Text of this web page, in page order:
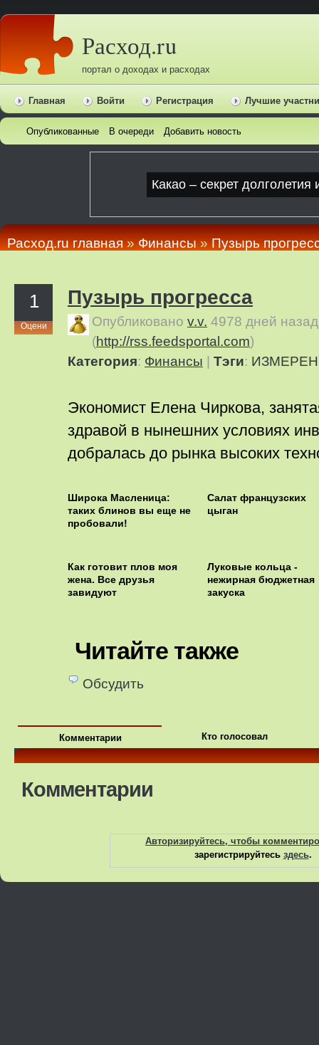
Расход.ru
портал о доходах и расходах
Главная Войти Регистрация Лучшие
Опубликованные В очереди Добавить новость
Расход.ru главная»Финансы»Пузырь
1
Оцени
Пузырь прогресса
Опубликовано v.v. 4978 дней назад
(http://rss.feedsportal.com)
Категория: Финансы Тэги:
Экономист Елена Чиркова,
здравой в нынешних условиях
добралась до рынка высоких
Широка Масленица:
таких блинов вы еще не
пробовали!
Салат французских
цыган
Как готовит плов моя
жена. Все друзья
завидуют
Луковые кольца -
нежирная бюджетная
закуска
Читайте также
Обсудить
Комментарии Кто голосовал
Комментарии
Авторизируйтесь, чтобы
зарегистрируйтесь здесь.